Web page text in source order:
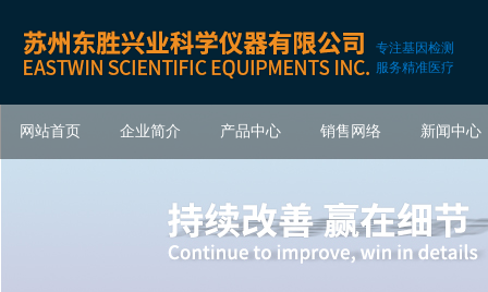
专注基因检测
服务精准医疗
网站首页 企业简介 产品中心 销售网络 新闻中心